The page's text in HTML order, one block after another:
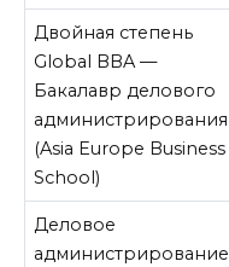
Двойная степень
Global BBA —
Бакалавр делового
администрирования
(Asia Europe Business
School)
Деловое
администрирование